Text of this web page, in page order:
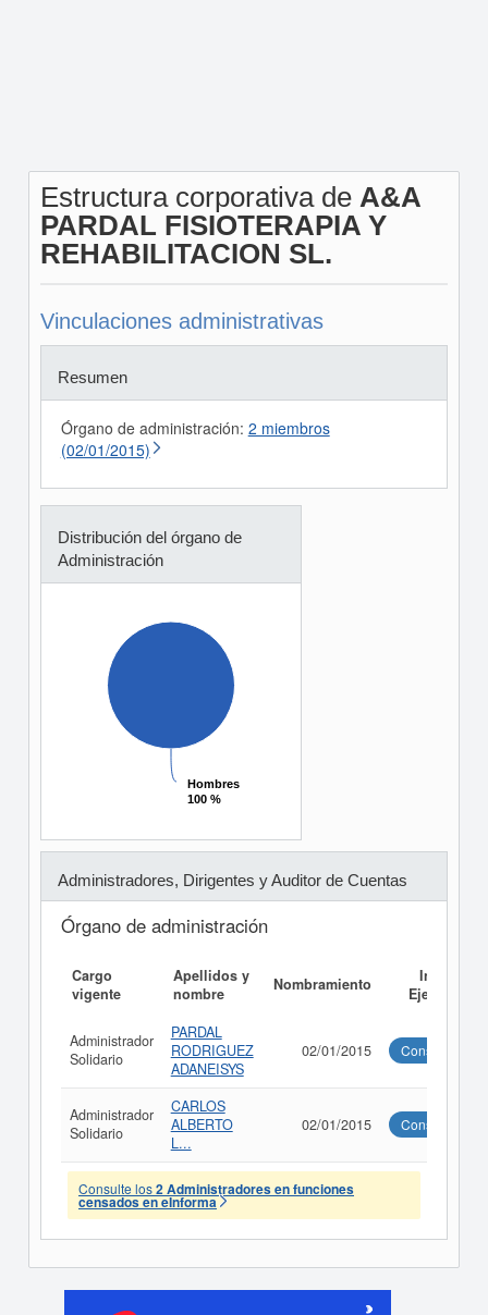
Estructura corporativa de A&A
PARDAL FISIOTERAPIA Y
REHABILITACION SL.
Vinculaciones administrativas
Resumen
Órgano de administración: 2 miembros
(02/01/2015)
Distribución del órgano de
Administración
Hombres
100 %
Hombres
100 %
Administradores, Dirigentes y Auditor de Cuentas
Órgano de administración
Cargo
vigente
Apellidos y
nombre
Nombramiento
Informe
Ejecutivo
Administrador
Solidario
PARDAL
RODRIGUEZ
ADANEISYS
02/01/2015 Consultar
Administrador
Solidario
CARLOS
ALBERTO
L...
02/01/2015 Consultar
Consulte los2 Administradores en funciones
censados en eInforma